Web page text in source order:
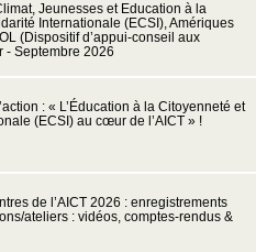
Jeunesses et Education à la
Internationale (ECSI), Amériques
(Dispositif d’appui-conseil aux
- Septembre 2026
: « L’Éducation à la Citoyenneté et
(ECSI) au cœur de l’AICT » !
de l’AICT 2026 : enregistrements
ateliers : vidéos, comptes-rendus &